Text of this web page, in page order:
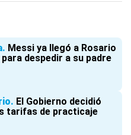
Messi ya llegó a Rosario
despedir a su padre
El Gobierno decidió
tarifas de practicaje